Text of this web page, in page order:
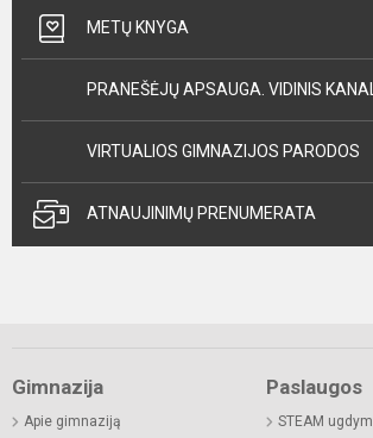
METŲ KNYGA
PRANEŠĖJŲ APSAUGA. VIDINIS
VIRTUALIOS GIMNAZIJOS PARODOS
ATNAUJINIMŲ PRENUMERATA
Gimnazija
Apie gimnaziją
Paslaugos
STEAM